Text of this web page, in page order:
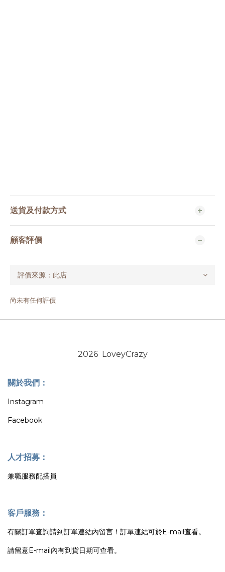
送貨及付款方式
顧客評價
尚未有任何評價
2026 LoveyCrazy
關於我們：
Instagram
Facebook
人才招募：
兼職服務配搭員
客戶服務：
有關訂單查詢請到訂單連結內留言！訂單連結可於E-mail查看。
請留意E-mail內有到貨日期可查看。